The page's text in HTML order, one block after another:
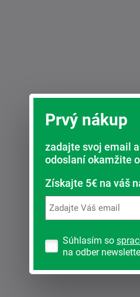
Prvý nákup
zadajte svoj email
odoslaní okamžite
Získajte 5€ na váš
Súhlasím so
na odber